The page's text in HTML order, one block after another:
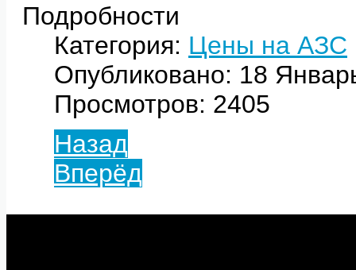
Подробности
Категория: Цены на АЗС
Опубликовано: 18
Просмотров: 2405
Назад
Вперёд